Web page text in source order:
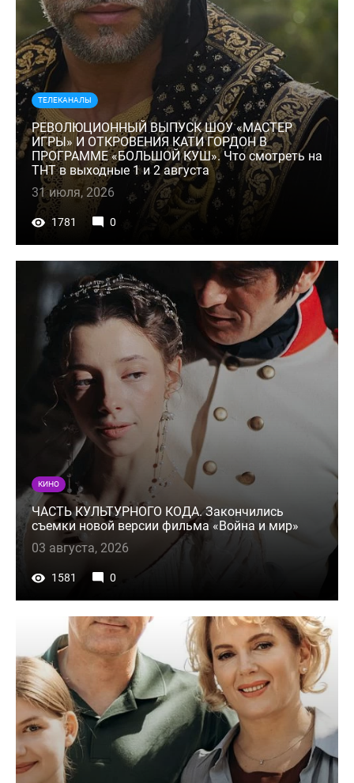
ТЕЛЕКАНАЛЫ
РЕВОЛЮЦИОННЫЙ ВЫПУСК ШОУ «МАСТЕР
ИГРЫ» И ОТКРОВЕНИЯ КАТИ ГОРДОН В
ПРОГРАММЕ «БОЛЬШОЙ КУШ». Что смотреть на
ТНТ в выходные 1 и 2 августа
31 июля, 2026
1781 0
КИНО
ЧАСТЬ КУЛЬТУРНОГО КОДА. Закончились
съемки новой версии фильма «Война и мир»
03 августа, 2026
1581 0